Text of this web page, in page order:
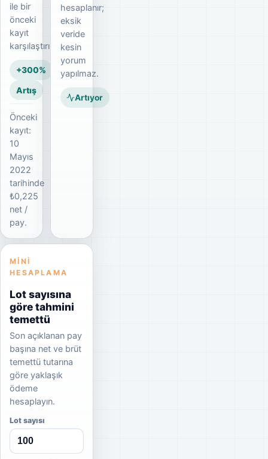
ile bir
önceki
kayıt
karşılaştırılır.
+300%
Artış
Önceki
kayıt:
10
Mayıs
2022
tarihinde
₺0,225
net /
pay.
hesaplanır;
eksik
veride
kesin
yorum
yapılmaz.
Artıyor
MINI
HESAPLAMA
Lot sayısına
göre tahmini
temettü
Son açıklanan pay
başına net ve brüt
temettü tutarına
göre yaklaşık
ödeme
hesaplayın.
Lot sayısı